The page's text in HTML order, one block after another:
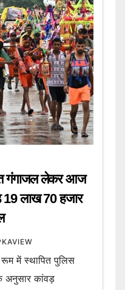
गंगाजल लेकर आज
19 लाख 70 हजार
रूम में स्थापित पुलिस
अनुसार कांवड़